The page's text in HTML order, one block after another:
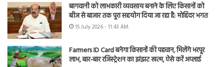
बागवानी को लाभकारी व्यवसाय बनाने के लिए किसानों को
बीज से बाजार तक पूरा सहयोग दिया जा रहा है: मोहिंदर भगत
15 July 2026 - 11:43 AM
Farmers ID Card बनेगा किसानों की पहचान, मिलेंगे भरपूर
लाभ, बार-बार रजिस्ट्रेशन का झंझट खत्म, ऐसे करें अप्लाई